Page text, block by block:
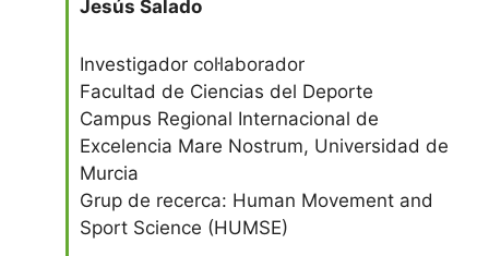
Jesús Salado
Investigador col·laborador
Facultad de Ciencias del Deporte
Campus Regional Internacional de
Excelencia Mare Nostrum, Universidad de
Murcia
Grup de recerca: Human Movement and
Sport Science (HUMSE)